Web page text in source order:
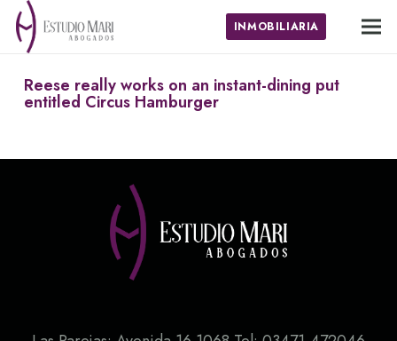
INMOBILIARIA
Reese really works on an instant-dining put
entitled Circus Hamburger